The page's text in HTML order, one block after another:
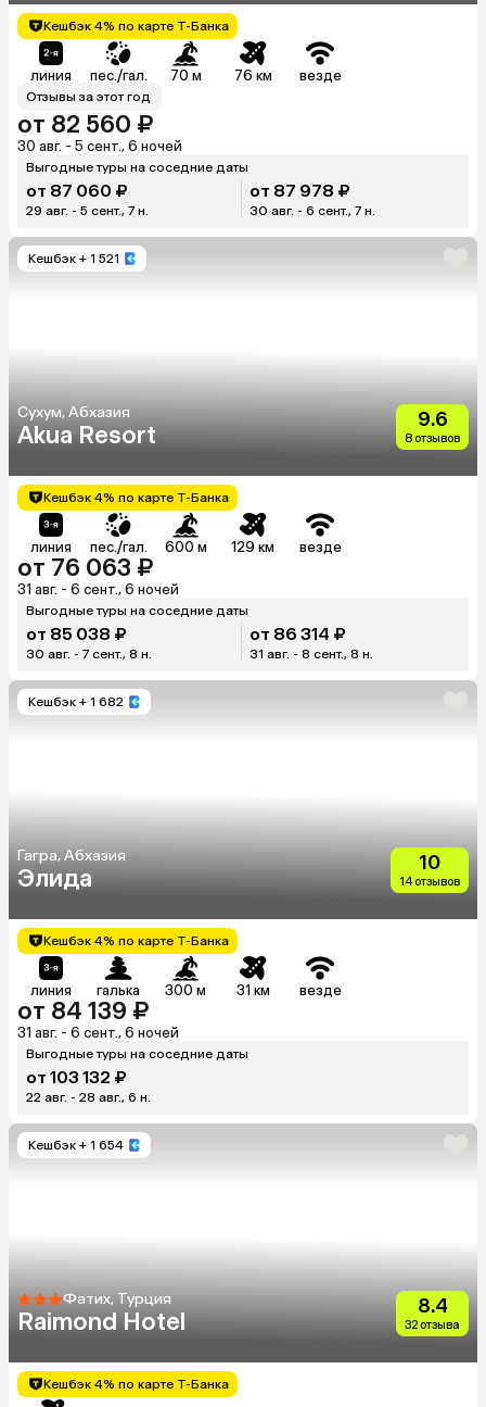
Кешбэк 4% по карте Т-Банка
линия пес./гал. 70 м 76 км везде
Отзывы за этот год
от 82 560 ₽
30 авг. - 5 сент., 6 ночей
Выгодные туры на соседние даты
от 87 060 ₽
29 авг. - 5 сент., 7 н.
от 87 978 ₽
30 авг. - 6 сент., 7 н.
Кешбэк + 1 521
Сухум, Абхазия
Akua Resort
9.6
8 отзывов
Кешбэк 4% по карте Т-Банка
линия пес./гал. 600 м 129 км везде
от 76 063 ₽
31 авг. - 6 сент., 6 ночей
Выгодные туры на соседние даты
от 85 038 ₽
30 авг. - 7 сент., 8 н.
от 86 314 ₽
31 авг. - 8 сент., 8 н.
Кешбэк + 1 682
Гагра, Абхазия
Элида
10
14 отзывов
Кешбэк 4% по карте Т-Банка
линия галька 300 м 31 км везде
от 84 139 ₽
31 авг. - 6 сент., 6 ночей
Выгодные туры на соседние даты
от 103 132 ₽
22 авг. - 28 авг., 6 н.
Кешбэк + 1 654
Фатих, Турция
Raimond Hotel
8.4
32 отзыва
Кешбэк 4% по карте Т-Банка